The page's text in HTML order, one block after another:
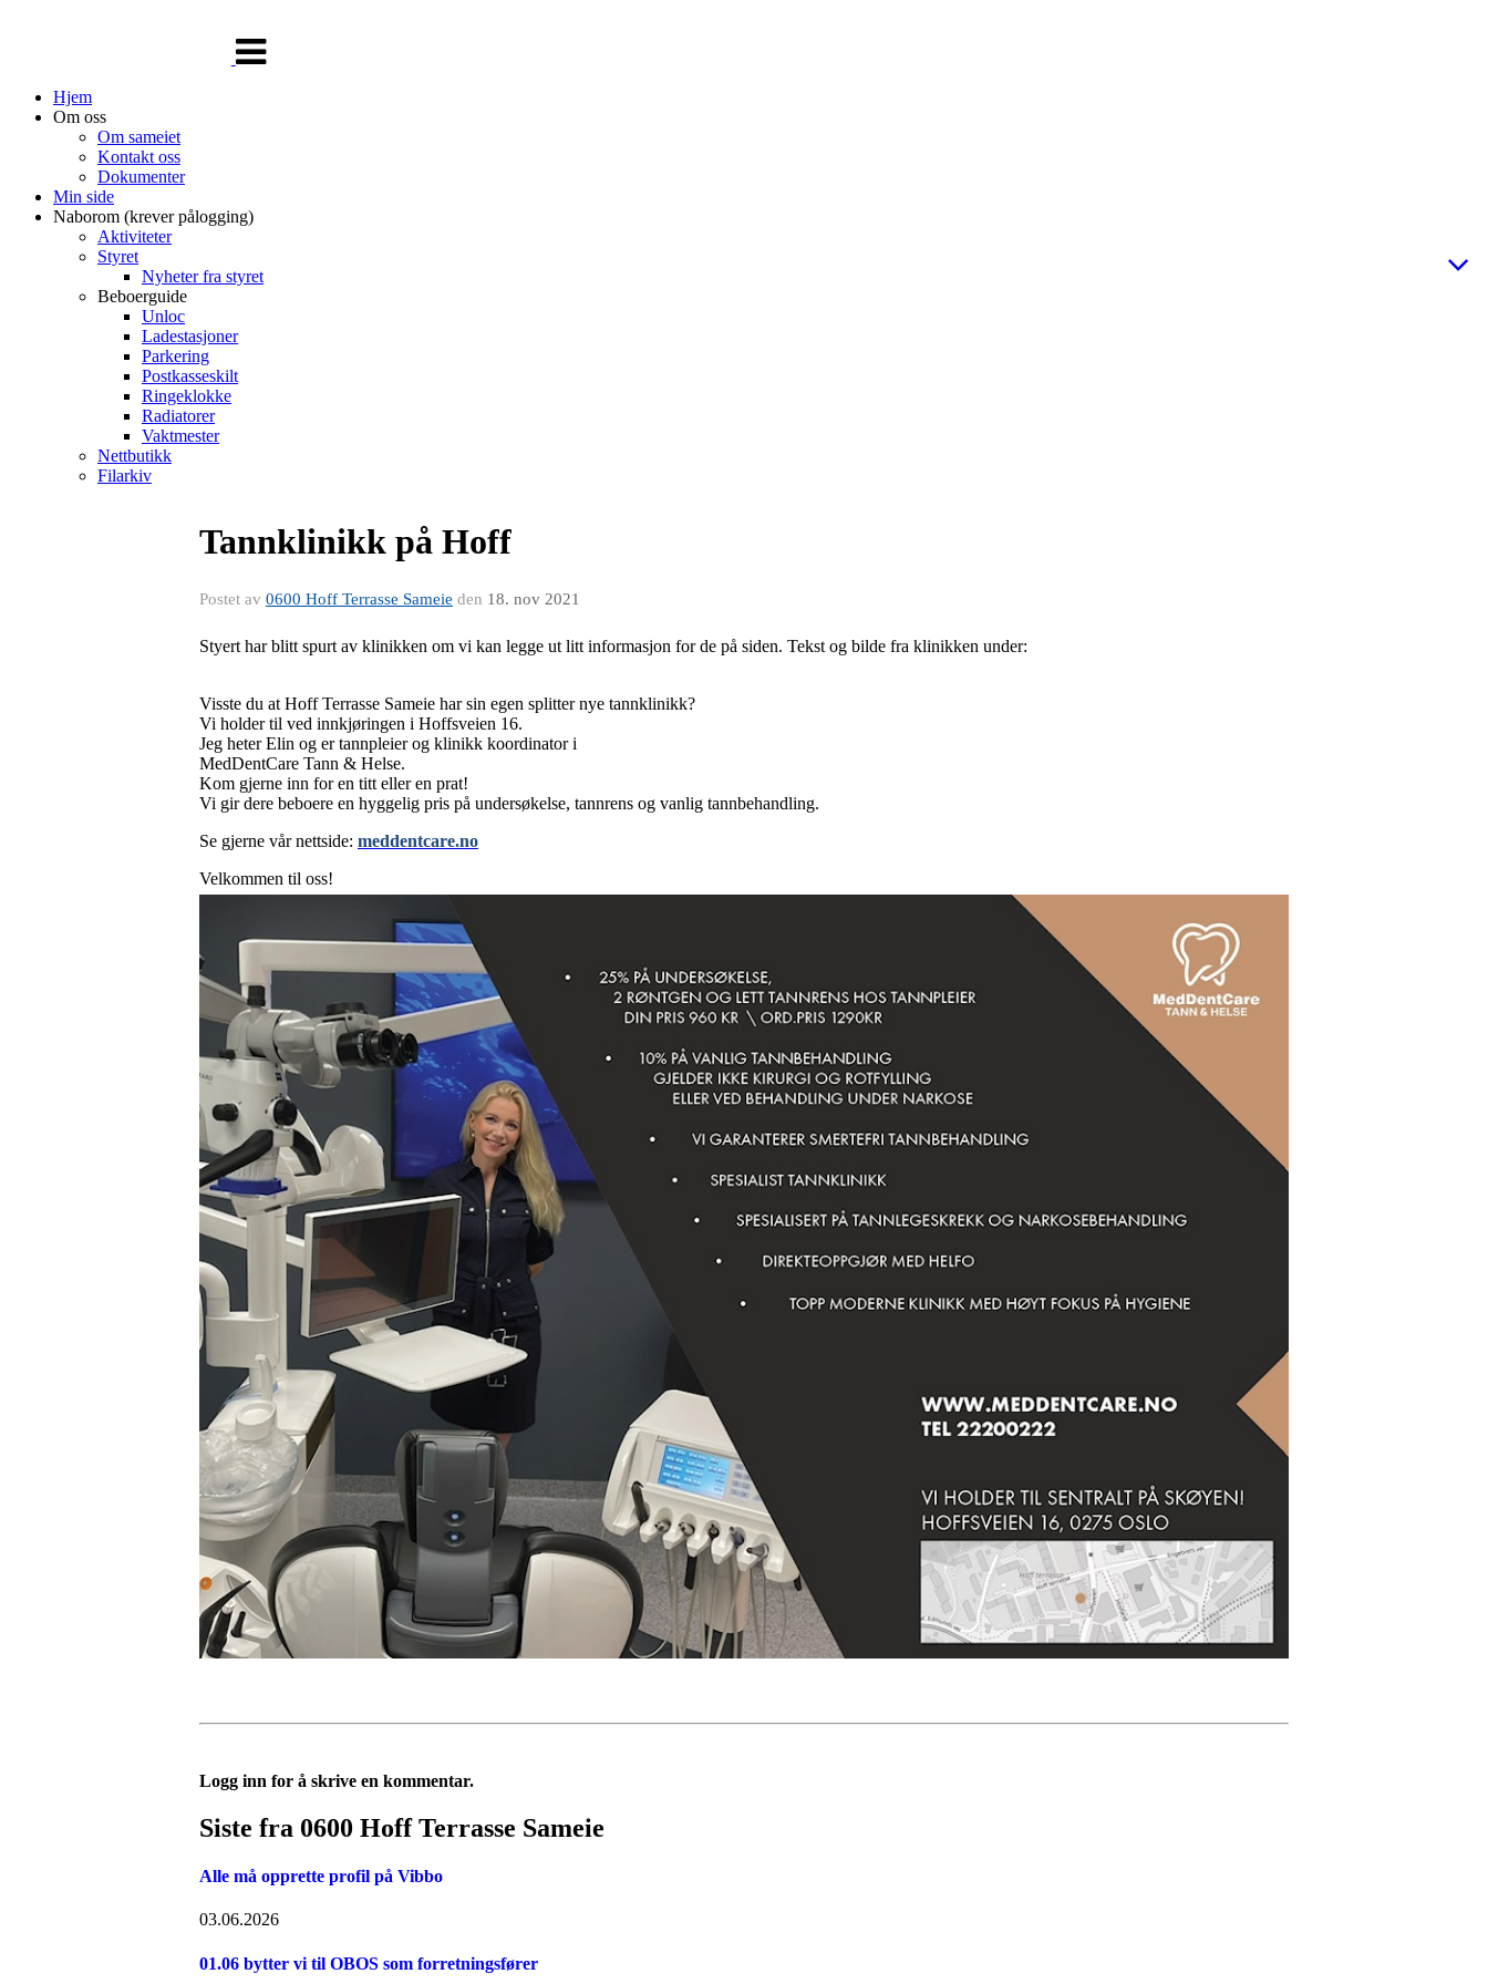
navigasjon
Hjem
Om oss
Om sameiet
Kontakt oss
Dokumenter
Min side
Naborom (krever pålogging)
Aktiviteter
Styret
Nyheter fra styret
Beboerguide
Unloc
Ladestasjoner
Parkering
Postkasseskilt
Ringeklokke
Radiatorer
Vaktmester
Nettbutikk
Filarkiv
Tannklinikk på Hoff
Postet av 0600 Hoff Terrasse Sameie den 18. nov 2021
Styert har blitt spurt av klinikken om vi kan legge ut litt informasjon for de på siden. Tekst og bilde fra klinikken under:
Visste du at Hoff Terrasse Sameie har sin egen splitter nye tannklinikk?
Vi holder til ved innkjøringen i Hoffsveien 16.
Jeg heter Elin og er tannpleier og klinikk koordinator i
MedDentCare Tann & Helse.
Kom gjerne inn for en titt eller en prat!
Vi gir dere beboere en hyggelig pris på undersøkelse, tannrens og vanlig tannbehandling.
Se gjerne vår nettside: meddentcare.no
Velkommen til oss!
Logg inn for å skrive en kommentar.
Siste fra 0600 Hoff Terrasse Sameie
Alle må opprette profil på Vibbo
03.06.2026
01.06 bytter vi til OBOS som forretningsfører